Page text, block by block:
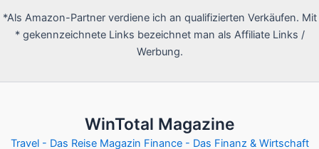
*Als Amazon-Partner verdiene ich an qualifizierten Verkäufen. Mit
* gekennzeichnete Links bezeichnet man als Affiliate Links /
Werbung.
WinTotal Magazine
Travel - Das Reise Magazin Finance - Das Finanz & Wirtschaft